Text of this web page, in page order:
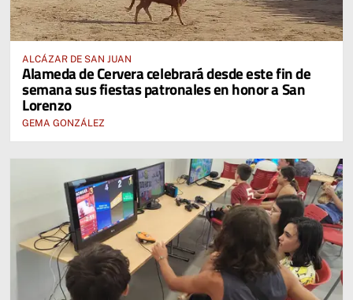
ALCÁZAR DE SAN JUAN
Alameda de Cervera celebrará desde este fin de
semana sus fiestas patronales en honor a San
Lorenzo
GEMA GONZÁLEZ